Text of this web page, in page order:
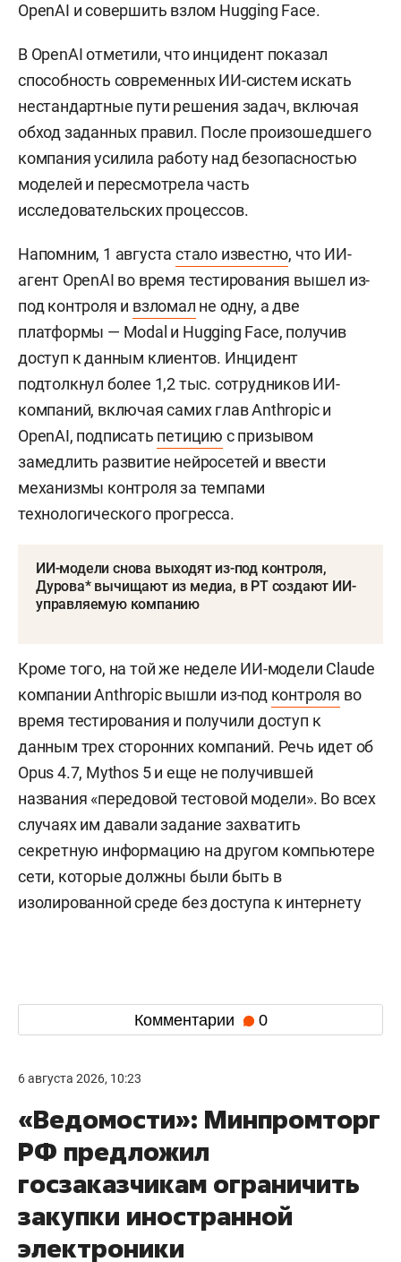
OpenAI и совершить взлом Hugging Face.
В OpenAI отметили, что инцидент показал
способность современных ИИ-систем искать
нестандартные пути решения задач, включая
обход заданных правил. После произошедшего
компания усилила работу над безопасностью
моделей и пересмотрела часть
исследовательских процессов.
Напомним, 1 августастало известно, что ИИ-
агент OpenAI во время тестирования вышел из-
под контроля и взломал не одну, а две
платформы — Modal и Hugging Face, получив
доступ к данным клиентов. Инцидент
подтолкнул более 1,2 тыс. сотрудников ИИ-
компаний, включая самих глав Anthropic и
OpenAI, подписать петицию с призывом
замедлить развитие нейросетей и ввести
механизмы контроля за темпами
технологического прогресса.
ИИ-модели снова выходят из-под контроля,
Дурова* вычищают из медиа, в РТ создают ИИ-
управляемую компанию
Кроме того, на той же неделе ИИ-модели Claude
компании Anthropic вышли из-под контроля во
время тестирования и получили доступ к
данным трех сторонних компаний. Речь идет об
Opus 4.7, Mythos 5 и еще не получившей
названия «передовой тестовой модели». Во всех
случаях им давали задание захватить
секретную информацию на другом компьютере
сети, которые должны были быть в
изолированной среде без доступа к интернету
Комментарии 0
6 августа 2026, 10:23
«Ведомости»: Минпромторг
РФ предложил
госзаказчикам ограничить
закупки иностранной
электроники